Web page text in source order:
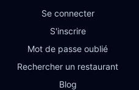
Se connecter
S'inscrire
Mot de passe oublié
Rechercher un restaurant
Blog